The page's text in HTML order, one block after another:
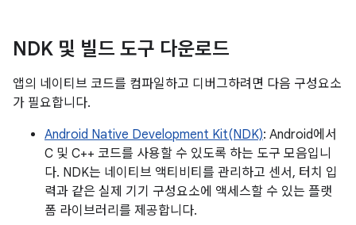
NDK 및 빌드 도구 다운로드
앱의 네이티브 코드를 컴파일하고 디버그하려면 다음 구성요소
가 필요합니다.
Android Native Development Kit(NDK): Android에서
C 및 C++ 코드를 사용할 수 있도록 하는 도구 모음입니
다. NDK는 네이티브 액티비티를 관리하고 센서, 터치 입
력과 같은 실제 기기 구성요소에 액세스할 수 있는 플랫
폼 라이브러리를 제공합니다.